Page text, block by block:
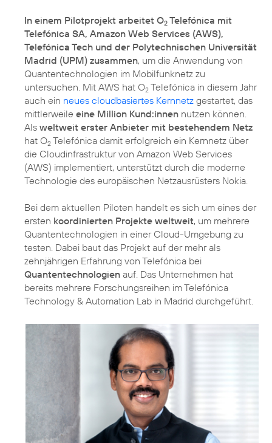
In einem Pilotprojekt arbeitet O2 Telefónica mit
Telefónica SA, Amazon Web Services (AWS),
Telefónica Tech und der Polytechnischen Universität
Madrid (UPM) zusammen, um die Anwendung von
Quantentechnologien im Mobilfunknetz zu
untersuchen. Mit AWS hat O2 Telefónica in diesem Jahr
auch ein neues cloudbasiertes Kernnetz gestartet, das
mittlerweile eine Million Kund:innen nutzen können.
Als weltweit erster Anbieter mit bestehendem Netz
hat O2 Telefónica damit erfolgreich ein Kernnetz über
die Cloudinfrastruktur von Amazon Web Services
(AWS) implementiert, unterstützt durch die moderne
Technologie des europäischen Netzausrüsters Nokia.
Bei dem aktuellen Piloten handelt es sich um eines der
ersten koordinierten Projekte weltweit, um mehrere
Quantentechnologien in einer Cloud-Umgebung zu
testen. Dabei baut das Projekt auf der mehr als
zehnjährigen Erfahrung von Telefónica bei
Quantentechnologien auf. Das Unternehmen hat
bereits mehrere Forschungsreihen im Telefónica
Technology & Automation Lab in Madrid durchgeführt.